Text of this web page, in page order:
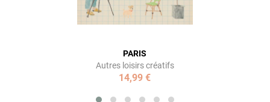
PARIS
Autres loisirs créatifs
14,99 €